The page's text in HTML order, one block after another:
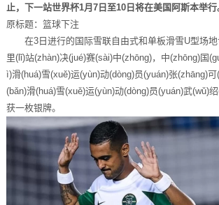
止，下一站世界杯1月7日至10日将在美国阿斯本举行
原标题：篮球下注
在3日进行的国际雪联自由式和单板滑雪U型场
里(lǐ)站(zhàn)决(jué)赛(sài)中(zhōng)，中(zhōng)国
ì)滑(huá)雪(xuě)运(yùn)动(dòng)员(yuán)张(zhāng)
(bǎn)滑(huá)雪(xuě)运(yùn)动(dòng)员(yuán)武(wǔ)
获一枚银牌。